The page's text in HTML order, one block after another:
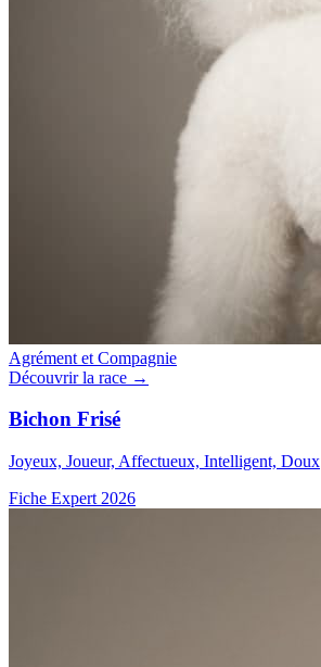
Agrément et Compagnie
Découvrir la race →
Bichon Frisé
Joyeux, Joueur, Affectueux, Intelligent, Doux
Fiche Expert 2026